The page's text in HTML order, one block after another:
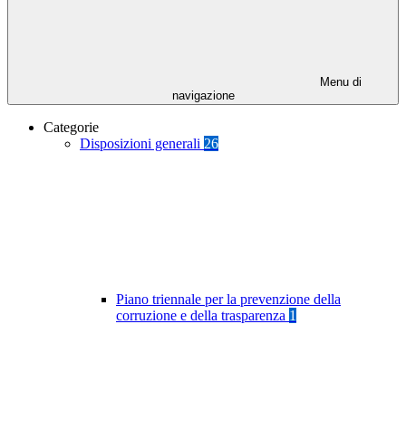
Menu di
navigazione
Categorie
Disposizioni generali 26
Piano triennale per la prevenzione della
corruzione e della trasparenza 1